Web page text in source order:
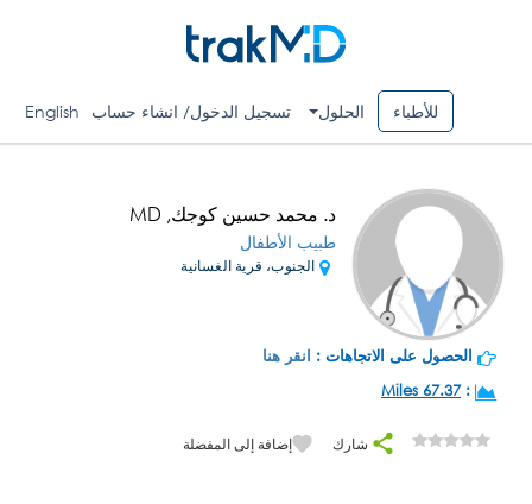
للأطباء الحلول تسجيل الدخول/ انشاء حساب English
د. محمد حسين كوجك, MD
طبيب الأطفال
الجنوب، قرية الغسانية
الحصول على الاتجاهات : انقر هنا
:
67.37 Miles
شارك إضافة إلى المفضلة